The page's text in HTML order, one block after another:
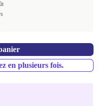
en plusieurs fois.